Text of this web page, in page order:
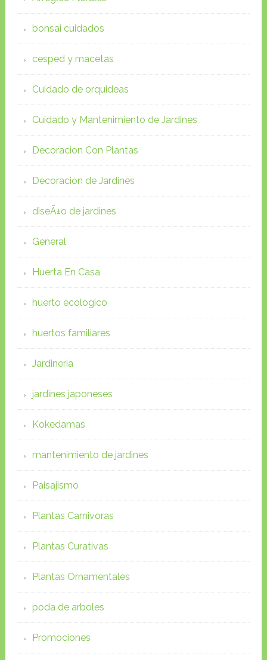
bonsai cuidados
cesped y macetas
Cuidado de orquideas
Cuidado y Mantenimiento de Jardines
Decoracion Con Plantas
Decoracion de Jardines
diseÃ±o de jardines
General
Huerta En Casa
huerto ecologico
huertos familiares
Jardineria
jardines japoneses
Kokedamas
mantenimiento de jardines
Paisajismo
Plantas Carnivoras
Plantas Curativas
Plantas Ornamentales
poda de arboles
Promociones